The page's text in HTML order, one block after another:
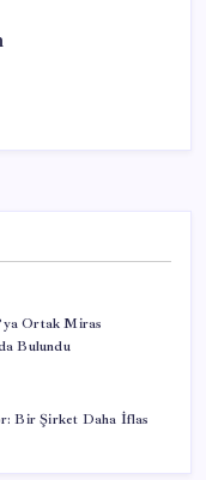
Ortak Miras
Bulundu
Bir Şirket Daha İflas